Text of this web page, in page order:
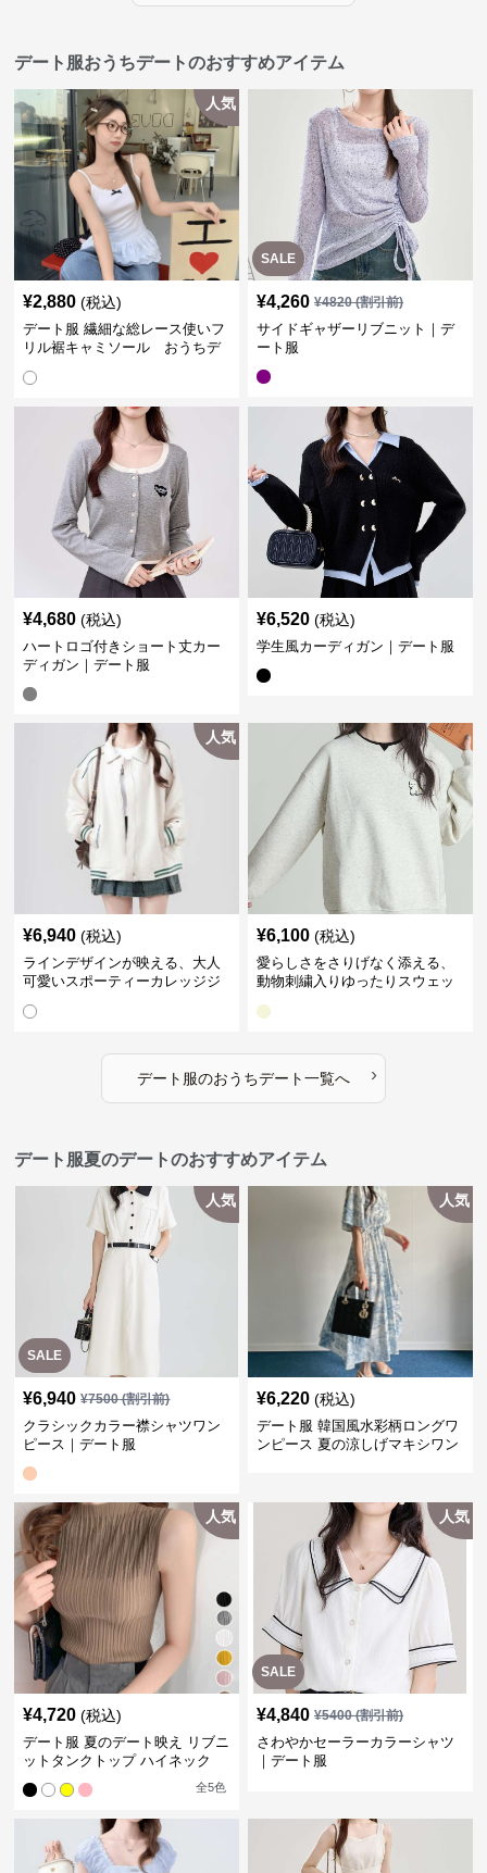
デート服おうちデートのおすすめアイテム
人気
¥2,880 (税込)
デート服 繊細な総レース使いフ
リル裾キャミソール おうちデ
SALE
¥4,260 ¥4820(割引前)
サイドギャザーリブニット｜デ
ート服
¥4,680 (税込)
ハートロゴ付きショート丈カー
ディガン｜デート服
¥6,520 (税込)
学生風カーディガン｜デート服
人気
¥6,940 (税込)
ラインデザインが映える、大人
可愛いスポーティーカレッジジ
¥6,100 (税込)
愛らしさをさりげなく添える、
動物刺繍入りゆったりスウェッ
デート服のおうちデート一覧へ ›
デート服夏のデートのおすすめアイテム
SALE
人気
¥6,940 ¥7500(割引前)
クラシックカラー襟シャツワン
ピース｜デート服
人気
¥6,220 (税込)
デート服 韓国風水彩柄ロングワ
ンピース 夏の涼しげマキシワン
人気
¥4,720 (税込)
デート服 夏のデート映え リブニ
ットタンクトップ ハイネック
全5色
SALE
人気
¥4,840 ¥5400(割引前)
さわやかセーラーカラーシャツ
｜デート服